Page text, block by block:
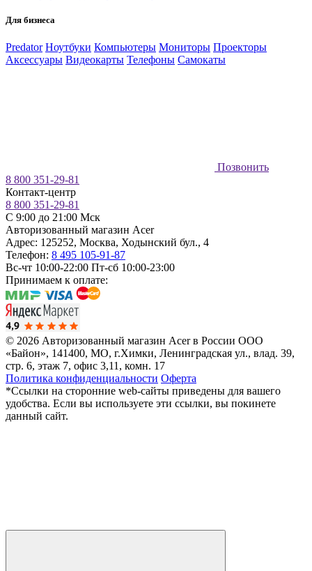
Для бизнеса
Predator Ноутбуки Компьютеры Мониторы Проекторы
Аксессуары Видеокарты Телефоны Самокаты
Позвонить
8 800 351-29-81
Контакт-центр
8 800 351-29-81
C 9:00 до 21:00 Мск
Авторизованный магазин Acer
Адрес: 125252, Москва, Ходынский бул., 4
Телефон: 8 495 105-91-87
Вс-чт 10:00-22:00 Пт-сб 10:00-23:00
Принимаем к оплате:
© 2026 Авторизованный магазин Acer в России ООО
«Байон», 141400, МО, г.Химки, Ленинградская ул., влад. 39,
стр. 6, этаж 7, офис 3,11, комн. 17
Политика конфиденциальности Оферта
*Ссылки на сторонние web-сайты приведены для вашего
удобства. Если вы используете эти ссылки, вы покинете
данный сайт.